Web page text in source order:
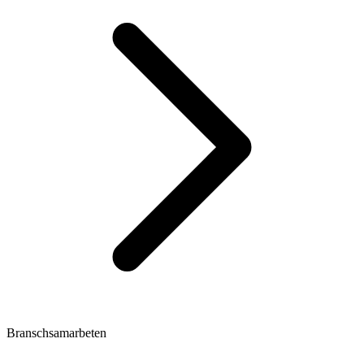
Branschsamarbeten